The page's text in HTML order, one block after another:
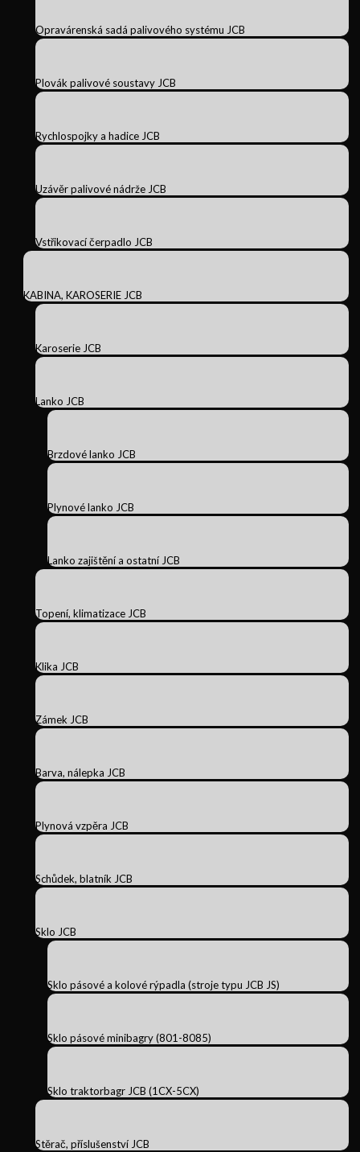
Opravárenská sadá palivového systému JCB
Plovák palivové soustavy JCB
Rychlospojky a hadice JCB
Uzávěr palivové nádrže JCB
Vstřikovací čerpadlo JCB
KABINA, KAROSERIE JCB
Karoserie JCB
Lanko JCB
Brzdové lanko JCB
Plynové lanko JCB
Lanko zajištění a ostatní JCB
Topení, klimatizace JCB
Klika JCB
Zámek JCB
Barva, nálepka JCB
Plynová vzpěra JCB
Schůdek, blatník JCB
Sklo JCB
Sklo pásové a kolové rýpadla (stroje typu JCB JS)
Sklo pásové minibagry (801-8085)
Sklo traktorbagr JCB (1CX-5CX)
Stěrač, příslušenství JCB